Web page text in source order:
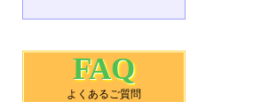
FAQ
よくあるご質問